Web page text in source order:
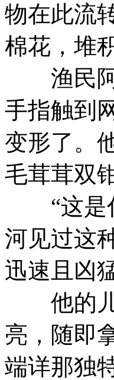
物在此流
棉花，堆
渔民阿
手指触到
变形了。
毛茸茸双
“这是什
河见过这
迅速且凶
他的儿
亮，随即
端详那独